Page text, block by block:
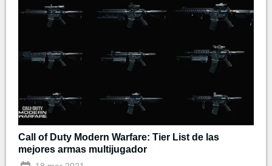
Call of Duty Modern Warfare: Tier List de las
mejores armas multijugador